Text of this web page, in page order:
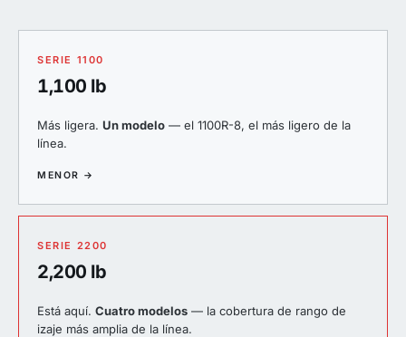
SERIE 1100
1,100 lb
Más ligera. Un modelo — el 1100R-8, el más ligero de la
línea.
MENOR →
SERIE 2200
2,200 lb
Está aquí. Cuatro modelos — la cobertura de rango de
izaje más amplia de la línea.